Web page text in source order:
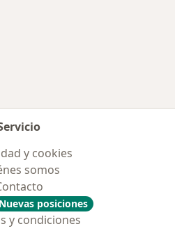
y cookies
somos
Nuevas posiciones
y condiciones